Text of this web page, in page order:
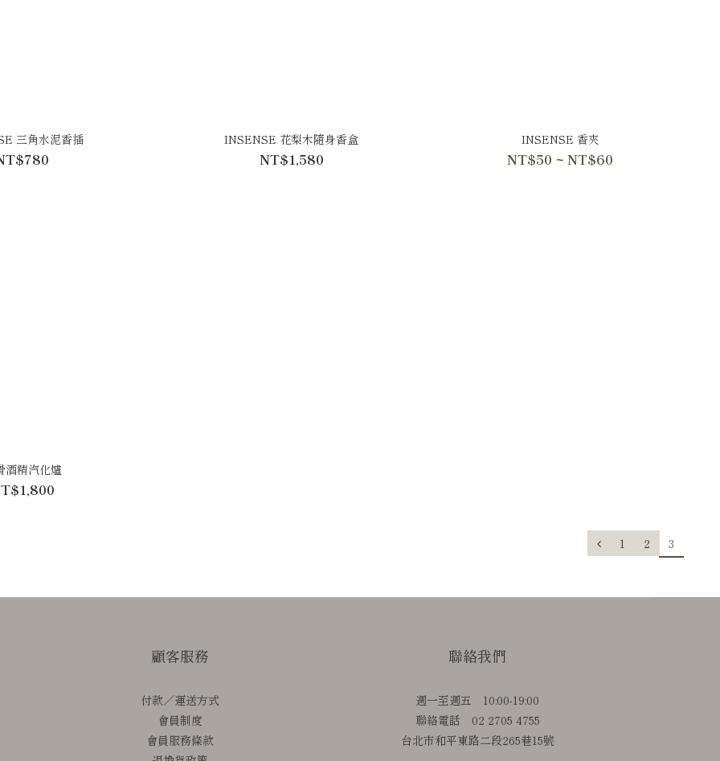
三角水泥香插 INSENSE 花梨木隨身香盒
NT$1,580
INSENSE 香夾
NT$50 ~ NT$60
酒精汽化爐
1 2 3
顧客服務
付款／運送方式
會員制度
會員服務條款
聯絡我們
週一至週五 10:00-19:00
聯絡電話 02 2705 4755
台北市和平東路二段265巷15號